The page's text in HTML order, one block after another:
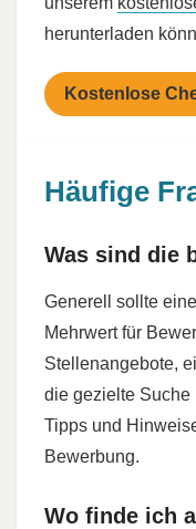
herunterladen
Kostenlose
Häufige
Was sind die
Generell sollte
Mehrwert für
Stellenangebote,
die gezielte Suche
Tipps und
Bewerbung.
Wo finde ich